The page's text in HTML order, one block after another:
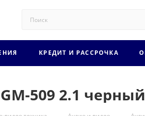
КРЕДИТ И РАССРОЧКА
509 2.1 черный